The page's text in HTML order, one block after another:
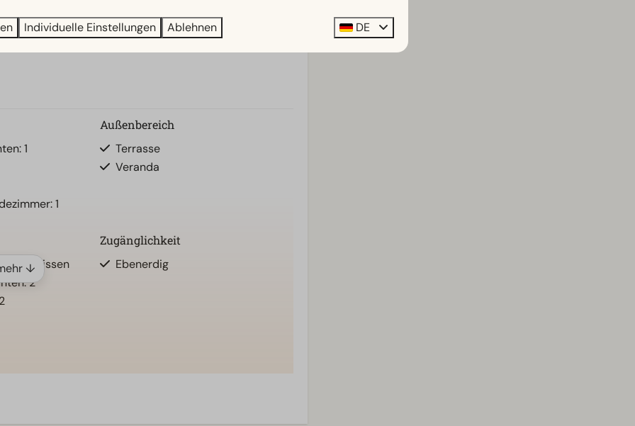
1
1
Außenbereich
Terrasse
Veranda
und Kissen
2
Zugänglichkeit
Ebenerdig
↓
Individuelle Einstellungen Ablehnen DE